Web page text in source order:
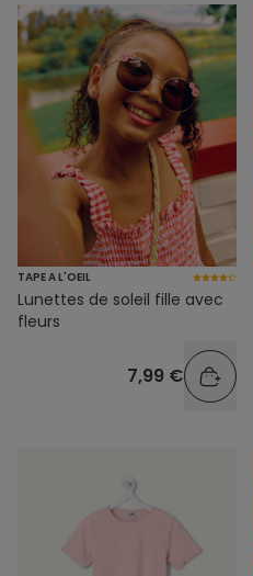
TAPE A L'OEIL
Lunettes de soleil fille avec
fleurs
7,99 €